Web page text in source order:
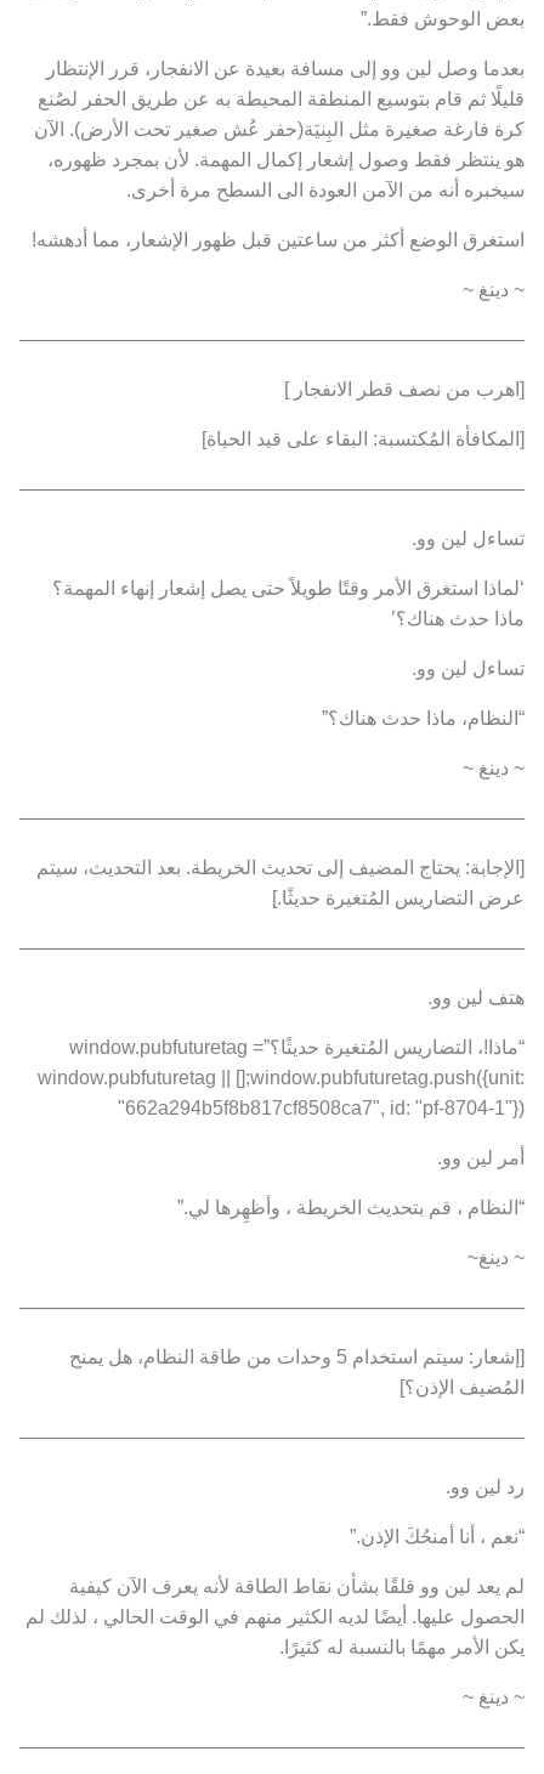
بعض الوحوش فقط.”
بعدما وصل لين وو إلى مسافة بعيدة عن الانفجار، قرر الإنتظار
قليلًا ثم قام بتوسيع المنطقة المحيطة به عن طريق الحفر لصُنع
كرة فارغة صغيرة مثل البِنيَة(حفر عُش صغير تحت الأرض). الآن
هو ينتظر فقط وصول إشعار إكمال المهمة. لأن بمجرد ظهوره،
سيخبره أنه من الآمن العودة الى السطح مرة أخرى.
استغرق الوضع أكثر من ساعتين قبل ظهور الإشعار، مما أدهشه!
~ دينغ ~
[اهرب من نصف قطر الانفجار ]
[المكافأة المُكتسبة: البقاء على قيد الحياة]
تساءل لين وو.
‘لماذا استغرق الأمر وقتًا طويلاً حتى يصل إشعار إنهاء المهمة؟
ماذا حدث هناك؟’
تساءل لين وو.
“النظام، ماذا حدث هناك؟”
~ دينغ ~
[الإجابة: يحتاج المضيف إلى تحديث الخريطة. بعد التحديث، سيتم
عرض التضاريس المُتغيرة حديثًا.]
هتف لين وو.
“ماذا!، التضاريس المُتغيرة حديثًا؟”window.pubfuturetag =
window.pubfuturetag || [];window.pubfuturetag.push({unit:
"662a294b5f8b817cf8508ca7", id: "pf-8704-1"})
أمر لين وو.
“النظام ، قم بتحديث الخريطة ، وأظهِرها لي.”
~ دينغ~
[إشعار: سيتم استخدام 5 وحدات من طاقة النظام، هل يمنح
المُضيف الإذن؟]
رد لين وو.
“نعم ، أنا أمنحُكَ الإذن.”
لم يعد لين وو قلقًا بشأن نقاط الطاقة لأنه يعرف الآن كيفية
الحصول عليها. أيضًا لديه الكثير منهم في الوقت الحالي ، لذلك لم
يكن الأمر مهمًا بالنسبة له كثيرًا.
~ دينغ ~